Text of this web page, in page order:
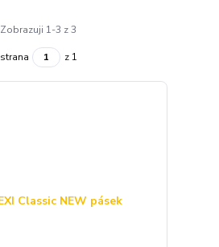
Zobrazuji 1-3 z 3
strana z 1